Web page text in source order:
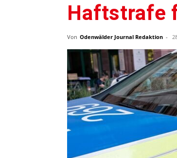
Haftstrafe
Von Odenwälder Journal Redaktion -